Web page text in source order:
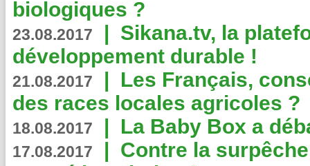
biologiques ?
23.08.2017 | Sikana.tv, la
développement durable !
21.08.2017 | Les Français,
des races locales agricoles ?
18.08.2017 | La Baby Box a
17.08.2017 | Contre la